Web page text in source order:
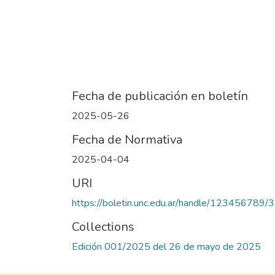
Fecha de publicación en boletín
2025-05-26
Fecha de Normativa
2025-04-04
URI
https://boletin.unc.edu.ar/handle/123456789/
Collections
Edición 001/2025 del 26 de mayo de 2025